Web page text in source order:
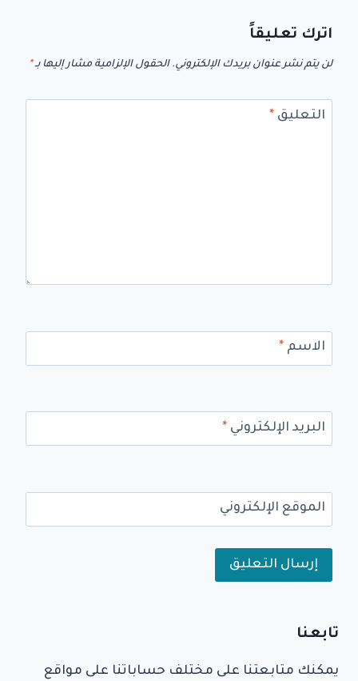
اترك تعليقاً
لن يتم نشر عنوان بريدك الإلكتروني. الحقول الإلزامية مشار إليها بـ*
التعليق *
الاسم *
البريد الإلكتروني *
الموقع الإلكتروني
تابعنا
يمكنك متابعتنا على مختلف حساباتنا على مواقع